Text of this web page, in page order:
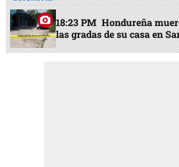
18:23 PM Hondureña
las gradas de su casa en